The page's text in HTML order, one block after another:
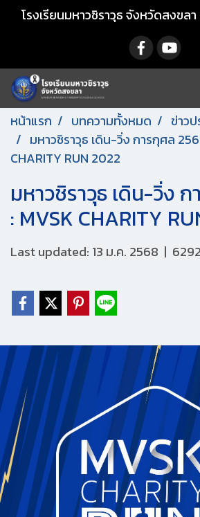
โรงเรียนมหาวชิราวุธ จังหวัดสงขล
หน้าแรก บทความทั้งหมด
ข่าว
มหาวชิราวุธ เดิน-วิ่ง การกุศล
CHARITY RUN 2022
มหาวชิราวุธ เดิน-วิ่ง
: MVSK CHARITY
Last updated: 13 ม.ค. 2568 |